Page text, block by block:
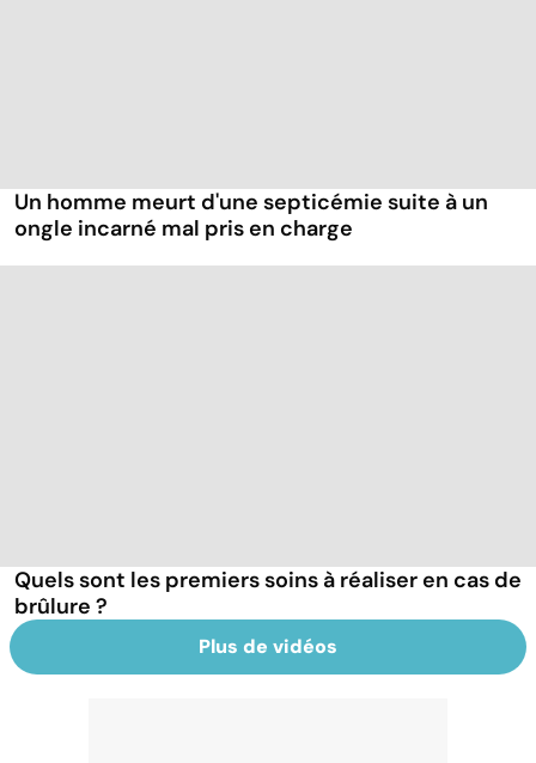
Un homme meurt d'une septicémie suite à un
ongle incarné mal pris en charge
Quels sont les premiers soins à réaliser en cas de
brûlure ?
Plus de vidéos